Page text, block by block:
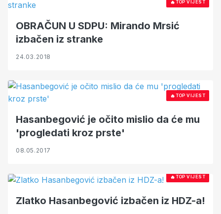
🔥TOP VIJEST
OBRAČUN U SDPU: Mirando Mrsić
izbačen iz stranke
24.03.2018
🔥TOP VIJEST
Hasanbegović je očito mislio da će mu
'progledati kroz prste'
08.05.2017
🔥TOP VIJEST
Zlatko Hasanbegović izbačen iz HDZ-a!